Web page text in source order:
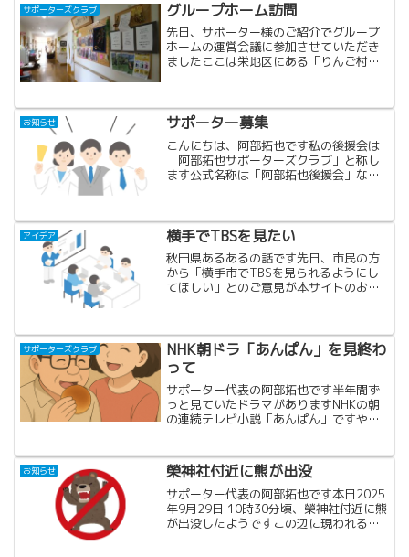
3.5km(片道)...
サポーターズクラブ グループホーム訪問
先日、サポーター様のご紹介でグループ
ホームの運営会議に参加させていただき
ましたここは栄地区にある「りんご村」
どかな自然の中で入居者18名が自分らし
くのびのびと過ごしてい...
お知らせ サポーター募集
こんにちは、阿部拓也です私の後援会は
「阿部拓也サポーターズクラブ」と称し
ます公式名称は「阿部拓也後援会」なの
全く違う形にしたいと考えていますの
で、サポーターズクラブとい...
アイデア 横手でTBSを見たい
秋田県あるあるの話です先日、市民の方
から「横手市でTBSを見られるようにし
てほしい」とのご意見が本サイトのお問
そうですよねケーブルテレビのある秋田
市などは、有料ではあ...
サポーターズクラブ
NHK朝ドラ「あんぱん」を見終わ
って
サポーター代表の阿部拓也です半年間ず
っと見ていたドラマがありますNHKの朝
の連続テレビ小説「あんぱん」ですやな
はだいぶ現実と違う設定でしたが（実際
ののぶはたかしの幼馴染...
お知らせ 榮神社付近に熊が出没
サポーター代表の阿部拓也です本日2025
年9月29日 10時30分頃、榮神社付近に熊
が出没したようですこの辺に現われるの